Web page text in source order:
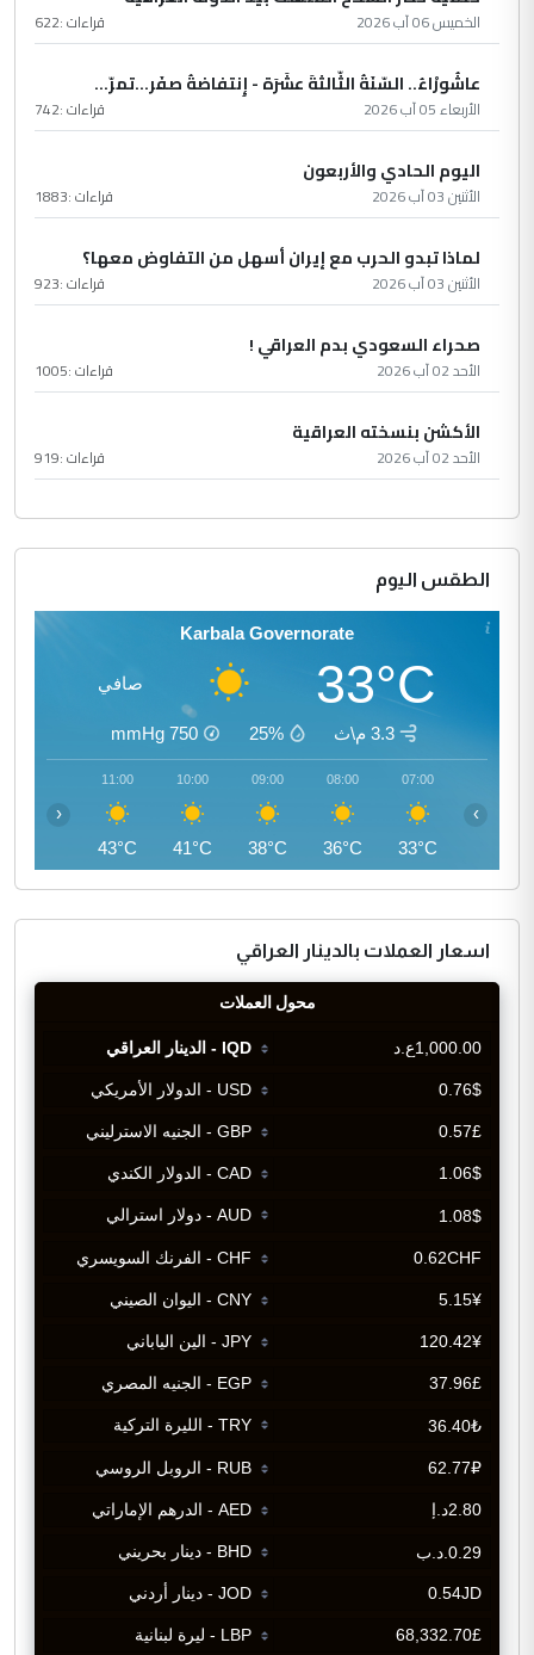
الخميس 06 آب 2026 قراءات :622
عاشُورْاءُ.. السّنَةُ الثّالثةَ عشَرَة - إِنتفاضةُ صفَر…تمرّ...
الأربعاء 05 آب 2026 قراءات :742
اليوم الحادي والأربعون
الأثنين 03 آب 2026 قراءات :1883
لماذا تبدو الحرب مع إيران أسهل من التفاوض معها؟
الأثنين 03 آب 2026 قراءات :923
صحراء السعودي بدم العراقي !
الأحد 02 آب 2026 قراءات :1005
الأكشن بنسخته العراقية
الأحد 02 آب 2026 قراءات :919
الطقس اليوم
Karbala Governorate
33°C صافي
3.3 م\ث 25%
750
mmHg
07:00
33°C
08:00
36°C
09:00
38°C
10:00
41°C
11:00
43°C
‹ ›
اسعار العملات بالدينار العراقي